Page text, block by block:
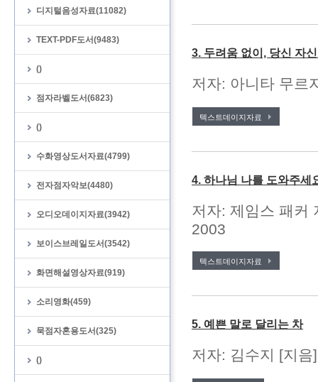
디지털음성자료(11082)
TEXT-PDF도서(9483)
()
점자라벨도서(6823)
()
수화영상도서자료(4799)
전자점자악보(4480)
오디오데이지자료(3942)
보이스브레일도서(3542)
화면해설영상자료(919)
소리영화(459)
묵점자혼용도서(325)
()
3. 두려움 없이, 당신 자
저자: 아니타 무르
텍스트데이지자료
4. 하나님 나를 도와주세
저자: 제임스 패커
2003
텍스트데이지자료
5. 예쁜 말로 달리는 차
저자: 김수지 [지